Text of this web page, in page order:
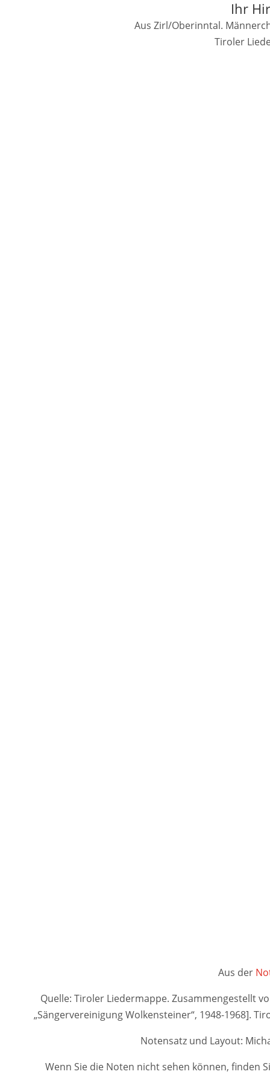
Ihr
Aus Zirl/Oberinntal.
Tiroler
Aus der
Quelle: Tiroler Liedermappe. Zusammengestellt
„Sängervereinigung Wolkensteiner“, 1948-1968].
Notensatz und Layout:
Wenn Sie die Noten nicht sehen können, finden